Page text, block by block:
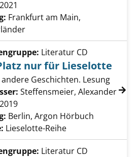
2021
Frankfurt am Main,
Details von Ein Platz nur für
Literatur CD
nur für Lieselotte
Geschichten. Lesung
Steffensmeier, Alexander
2019
Berlin, Argon Hörbuch
Lieselotte-Reihe
Literatur CD